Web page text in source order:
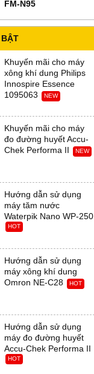
FM-N95
Khuyến mãi cho máy
xông khí dung Philips
Innospire Essence
1095063
NEW
Khuyến mãi cho máy
đo đường huyết Accu-
Chek Performa II
NEW
Hướng dẫn sử dụng
máy tăm nước
Waterpik Nano WP-250
HOT
Hướng dẫn sử dụng
máy xông khí dung
Omron NE-C28
HOT
Hướng dẫn sử dụng
máy đo đường huyết
Accu-Chek Performa II
HOT